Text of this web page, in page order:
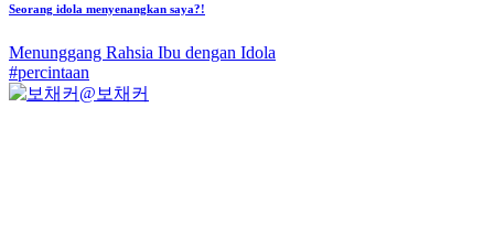
Seorang idola menyenangkan saya?!
Menunggang Rahsia Ibu dengan Idola
#percintaan
@ 보채커